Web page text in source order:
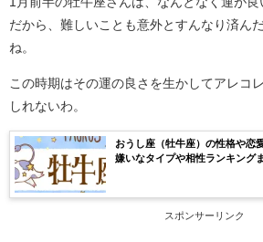
だから、難しいことも意外とすんなり済ん
ね。
この時期はその運の良さを生かしてアレコ
しれないわ。
おうし座（牡牛座）の性格や恋
嫌いなタイプや相性ランキング
スポンサーリンク